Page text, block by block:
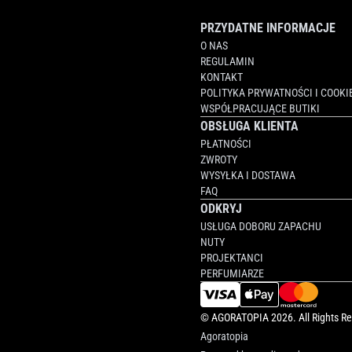
PRZYDATNE INFORMACJE
O NAS
REGULAMIN
KONTAKT
POLITYKA PRYWATNOŚCI I
WSPÓŁPRACUJĄCE BUTIKI
OBSŁUGA KLIENTA
PŁATNOŚCI
ZWROTY
WYSYŁKA I DOSTAWA
FAQ
ODKRYJ
USŁUGA DOBORU ZAPACHU
NUTY
PROJEKTANCI
PERFUMIARZE
©AGORATOPIA2026. All Rights
Agoratopia